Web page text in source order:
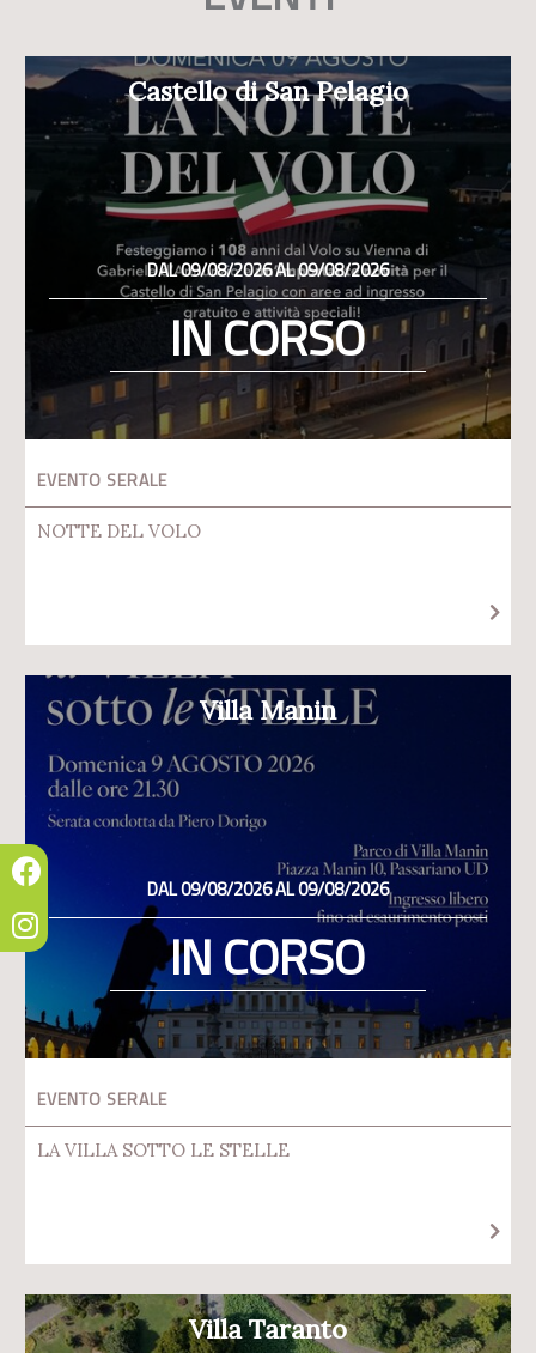
Castello di San Pelagio
DAL 09/08/2026 AL 09/08/2026
IN CORSO
EVENTO SERALE
NOTTE DEL VOLO
Villa Manin
DAL 09/08/2026 AL 09/08/2026
IN CORSO
EVENTO SERALE
LA VILLA SOTTO LE STELLE
Villa Taranto